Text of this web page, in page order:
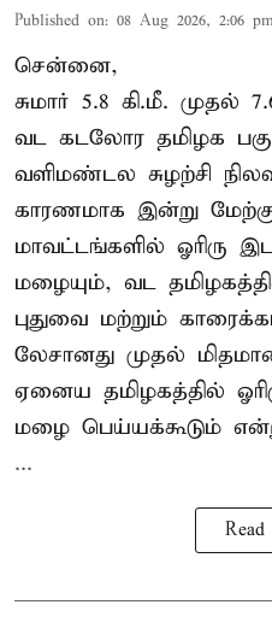
Published on: 08 Aug 2026, 2:06
சென்னை,
சுமார் 5.8 கி.மீ. முதல்
வட கடலோர தமிழக
வளிமண்டல சுழற்சி
காரணமாக இன்று
மாவட்டங்களில் ஓரிரு
மழையும், வட
புதுவை மற்றும்
லேசானது முதல்
ஏனைய தமிழகத்தில்
மழை பெய்யக்கூடும்
...